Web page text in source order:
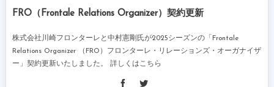
FRO（Frontale Relations Organizer）契約更新
株式会社川崎フロンターレと中村憲剛氏が2025シーズンの「Frontale
Relations Organizer （FRO）フロンターレ・リレーションズ・オーガナイザ
ー」契約更新いたしました。 詳しくはこちら